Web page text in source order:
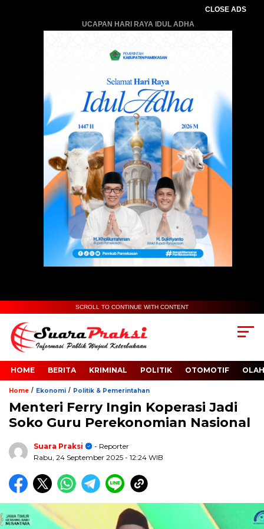
CLOSE ADS
UCAPAN HARI RAYA IDUL ADHA
SCROLL TO CONTINUE WITH CONTENT
HOME BERITA KRIMINAL POLITIK OTOMOTIF
Home / Ekonomi / Politik & Pemerintahan
Menteri Ferry Ingin Koperasi Jadi
Soko Guru Perekonomian Nasional
Suara Praksi
- Reporter
Rabu, 24 September 2025 - 12:24 WIB